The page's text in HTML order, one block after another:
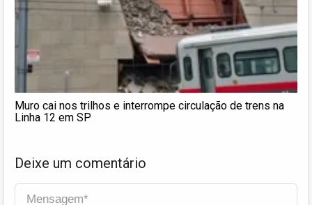
Muro cai nos trilhos e interrompe circulação de trens na
Linha 12 em SP
Deixe um comentário